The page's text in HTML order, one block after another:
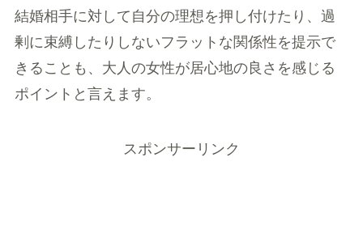
結婚相手に対して自分の理想を押し付けたり、過
剰に束縛したりしないフラットな関係性を提示で
きることも、大人の女性が居心地の良さを感じる
ポイントと言えます。
スポンサーリンク